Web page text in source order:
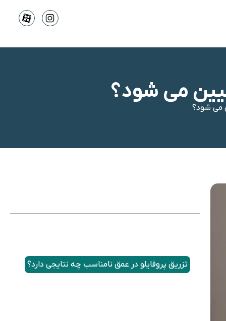
می شود؟
می شود؟
تزریق پروفایلو در عمق نامناسب چه نتایجی دارد؟